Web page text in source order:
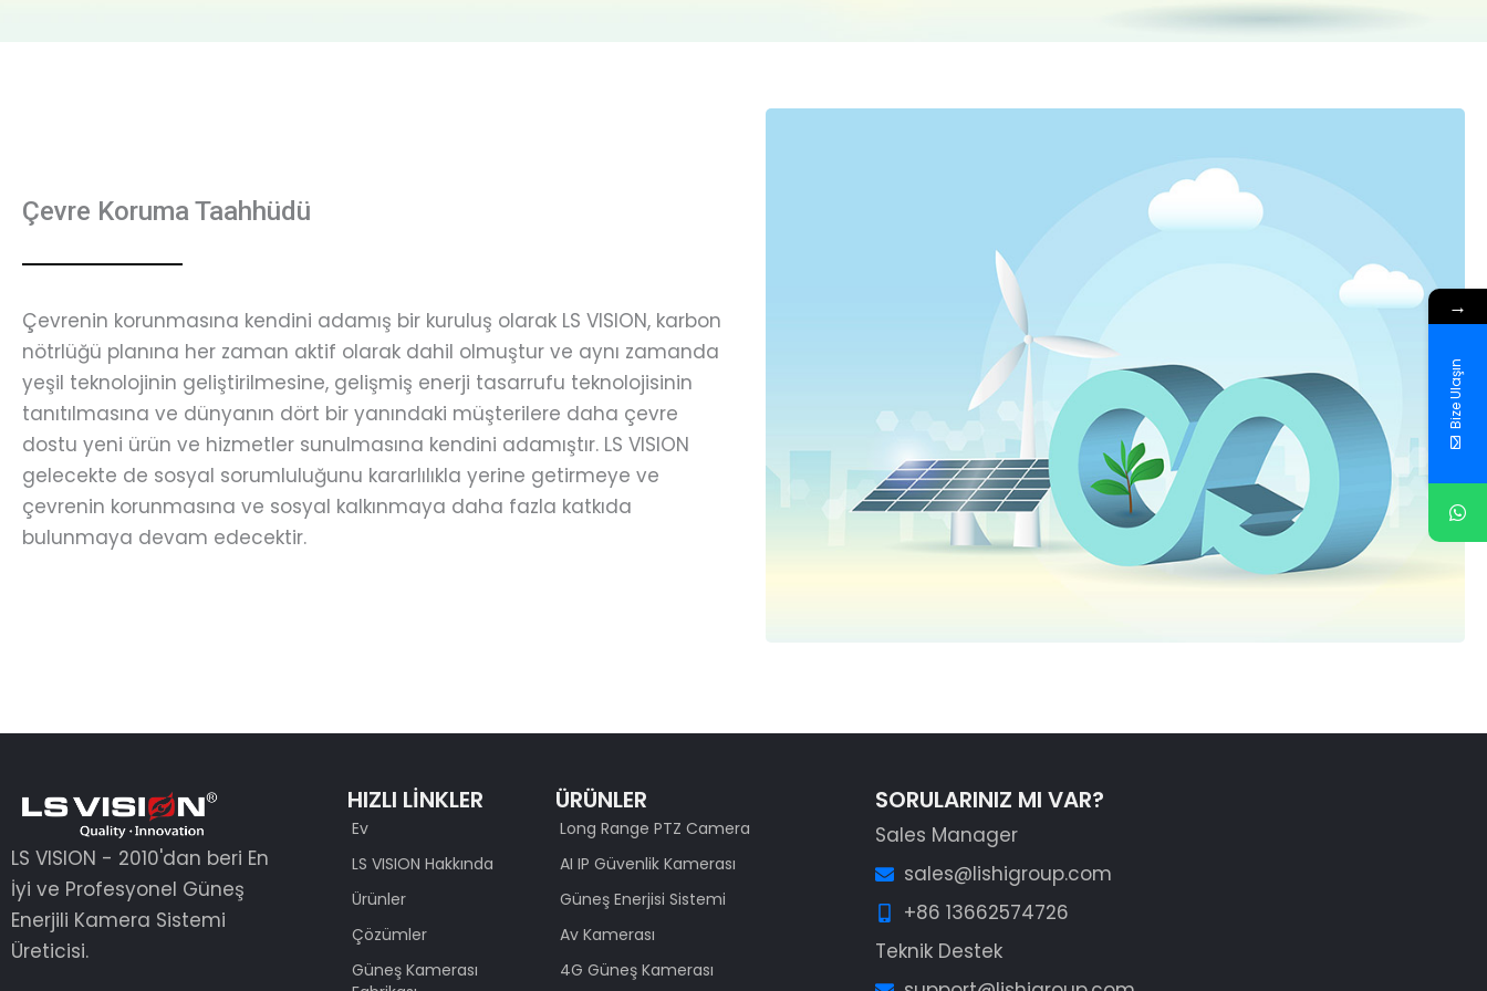
Çevre Koruma Taahhüdü
Çevrenin korunmasına kendini adamış bir kuruluş olarak LS VISION, karbon
nötrlüğü planına her zaman aktif olarak dahil olmuştur ve aynı zamanda
yeşil teknolojinin geliştirilmesine, gelişmiş enerji tasarrufu teknolojisinin
tanıtılmasına ve dünyanın dört bir yanındaki müşterilere daha çevre
dostu yeni ürün ve hizmetler sunulmasına kendini adamıştır. LS VISION
gelecekte de sosyal sorumluluğunu kararlılıkla yerine getirmeye ve
çevrenin korunmasına ve sosyal kalkınmaya daha fazla katkıda
bulunmaya devam edecektir.
LS VISION - 2010'dan beri En
İyi ve Profesyonel Güneş
Enerjili Kamera Sistemi
Üreticisi.
HIZLI LİNKLER
Ev
LS VISION Hakkında
Ürünler
Çözümler
Güneş Kamerası
ÜRÜNLER
Long Range PTZ Camera
AI IP Güvenlik Kamerası
Güneş Enerjisi Sistemi
Av Kamerası
4G Güneş Kamerası
SORULARINIZ MI VAR?
Sales Manager
sales@lishigroup.com
+86 13662574726
Teknik Destek
→
Bize Ulaşın